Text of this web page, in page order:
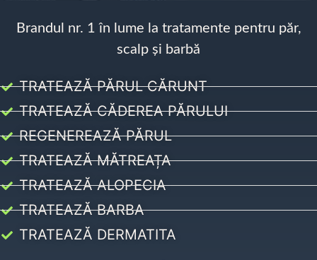
Brandul nr. 1 în lume la tratamente pentru păr,
scalp și barbă
TRATEAZĂ PĂRUL CĂRUNT
TRATEAZĂ CĂDEREA PĂRULUI
REGENEREAZĂ PĂRUL
TRATEAZĂ MĂTREAȚA
TRATEAZĂ ALOPECIA
TRATEAZĂ BARBA
TRATEAZĂ DERMATITA